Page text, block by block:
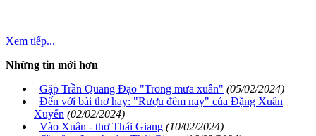
Xem tiếp...
Những tin mới hơn
Gặp Trần Quang Đạo "Trong mưa xuân" (05/02/2024)
Đến với bài thơ hay: "Rượu đêm nay" của Đặng Xuân
Xuyến (02/02/2024)
Vào Xuân - thơ Thái Giang (10/02/2024)